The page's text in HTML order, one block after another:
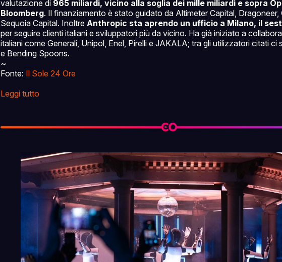
valutazione di 965 miliardi, vicino alla soglia dei mille miliardi e sopra
Bloomberg. Il finanziamento è stato guidato da Altimeter Capital, Dragoneer,
Sequoia Capital. Inoltre Anthropic sta aprendo un ufficio a Milano, il
per seguire clienti italiani e sviluppatori più da vicino. Ha già iniziato a
italiani come Generali, Unipol, Enel, Pirelli e JAKALA; tra gli utilizzatori citati ci
e Bending Spoons.
~
Fonte: Il Sole 24 Ore
Leggi tutto